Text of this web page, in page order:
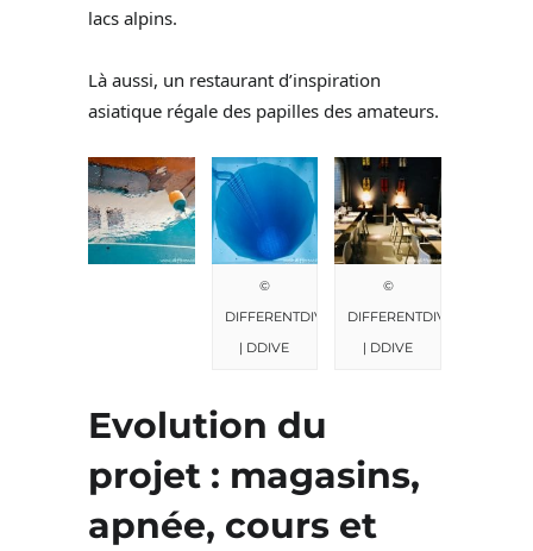
lacs alpins.
Là aussi, un restaurant d’inspiration
asiatique régale des papilles des amateurs.
©
DIFFERENTDIVE
| DDIVE
©
DIFFERENTDIVE
| DDIVE
Evolution du
projet : magasins,
apnée, cours et